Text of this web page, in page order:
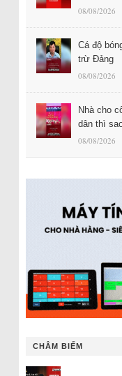
08/08/2026
Cá độ
trừ Đảng
08/08/2026
Nhà cho
dân thì
08/08/2026
CHÂM BIẾM